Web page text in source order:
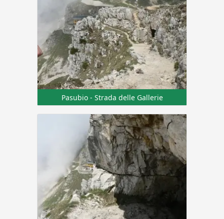
Pasubio - Strada delle Gallerie